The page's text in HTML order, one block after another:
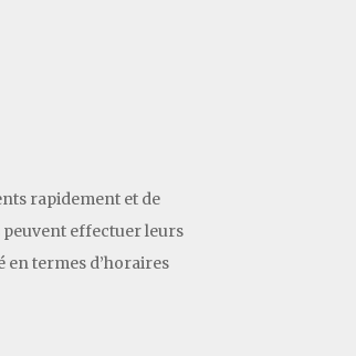
rapidement et de
peuvent effectuer leurs
en termes d’horaires